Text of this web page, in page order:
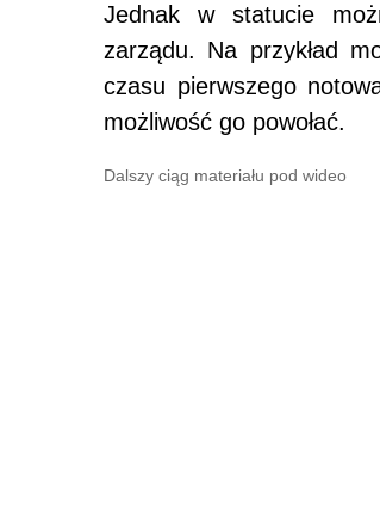
Jednak w statucie
zarządu. Na przykład
czasu pierwszego
możliwość go powołać.
Dalszy ciąg materiału pod wideo